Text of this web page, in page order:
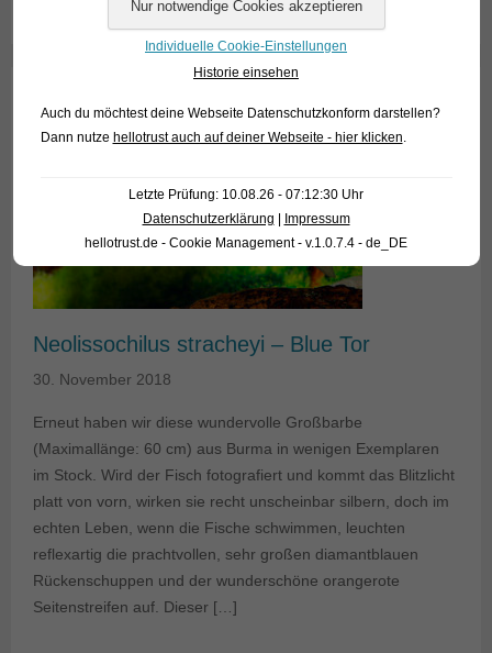
Neolissochilus stracheyi – Blue Tor
30. November 2018
Erneut haben wir diese wundervolle Großbarbe
(Maximallänge: 60 cm) aus Burma in wenigen Exemplaren
im Stock. Wird der Fisch fotografiert und kommt das Blitzlicht
platt von vorn, wirken sie recht unscheinbar silbern, doch im
echten Leben, wenn die Fische schwimmen, leuchten
reflexartig die prachtvollen, sehr großen diamantblauen
Rückenschuppen und der wunderschöne orangerote
Seitenstreifen auf. Dieser […]
Individuelle Cookie-Einstellungen
Historie einsehen
Auch du möchtest deine Webseite Datenschutzkonform darstellen?
Dann nutze hellotrust auch auf deiner Webseite - hier klicken.
Letzte Prüfung: 10.08.26 - 07:12:30 Uhr
Datenschutzerklärung
Impressum
hellotrust.de - Cookie Management - v.1.0.7.4 - de_DE